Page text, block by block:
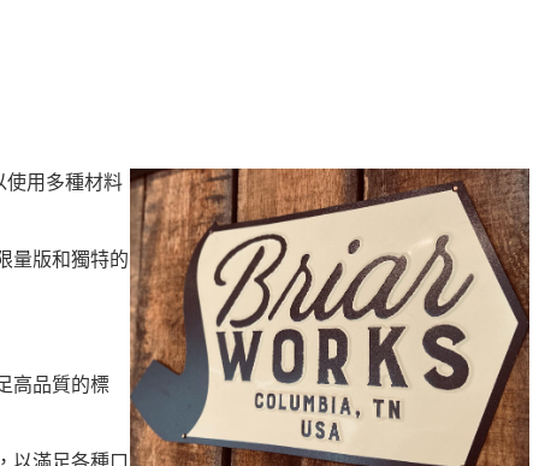
用多種材料
量版和獨特的
高品質的標